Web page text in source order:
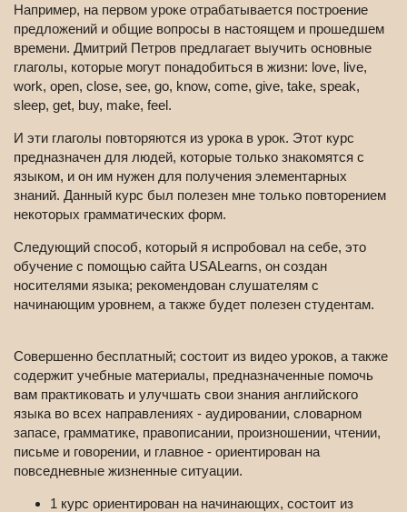
Например, на первом уроке отрабатывается построение
предложений и общие вопросы в настоящем и прошедшем
времени. Дмитрий Петров предлагает выучить основные
глаголы, которые могут понадобиться в жизни: love, live,
work, open, close, see, go, know, come, give, take, speak,
sleep, get, buy, make, feel.
И эти глаголы повторяются из урока в урок. Этот курс
предназначен для людей, которые только знакомятся с
языком, и он им нужен для получения элементарных
знаний. Данный курс был полезен мне только повторением
некоторых грамматических форм.
Следующий способ, который я испробовал на себе, это
обучение с помощью сайта USALearns, он создан
носителями языка; рекомендован слушателям с
начинающим уровнем, а также будет полезен студентам.
Совершенно бесплатный; состоит из видео уроков, а также
содержит учебные материалы, предназначенные помочь
вам практиковать и улучшать свои знания английского
языка во всех направлениях - аудировании, словарном
запасе, грамматике, правописании, произношении, чтении,
письме и говорении, и главное - ориентирован на
повседневные жизненные ситуации.
1 курс ориентирован на начинающих, состоит из